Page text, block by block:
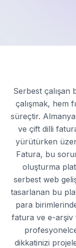
Serbest çalışan
çalışmak, hem
süreçtir.
ve çift dilli
yürütürken
Fatura, bu
oluşturma
serbest web
tasarlanan bu
para
fatura ve e-arşiv
dikkatinizi